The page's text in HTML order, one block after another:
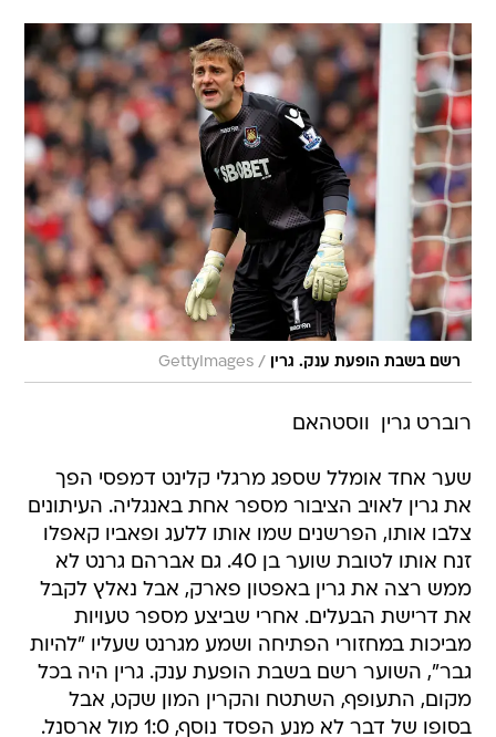
רשם בשבת הופעת ענק. גרין /
GettyImages
רוברט גרין  ווסטהאם
שער אחד אומלל שספג מרגלי קלינט דמפסי הפך
את גרין לאויב הציבור מספר אחת באנגליה. העיתונים
צלבו אותו, הפרשנים שמו אותו ללעג ופאביו קאפלו
זנח אותו לטובת שוער בן 40. גם אברהם גרנט לא
ממש רצה את גרין באפטון פארק, אבל נאלץ לקבל
את דרישת הבעלים. אחרי שביצע מספר טעויות
מביכות במחזורי הפתיחה ושמע מגרנט שעליו "להיות
גבר", השוער רשם בשבת הופעת ענק. גרין היה בכל
מקום, התעופף, השתטח והקרין המון שקט, אבל
בסופו של דבר לא מנע הפסד נוסף, 1:0 מול ארסנל.